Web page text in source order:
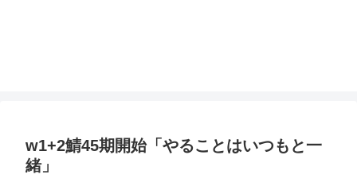
w1+2鯖45期開始「やることはいつもと一
緒」